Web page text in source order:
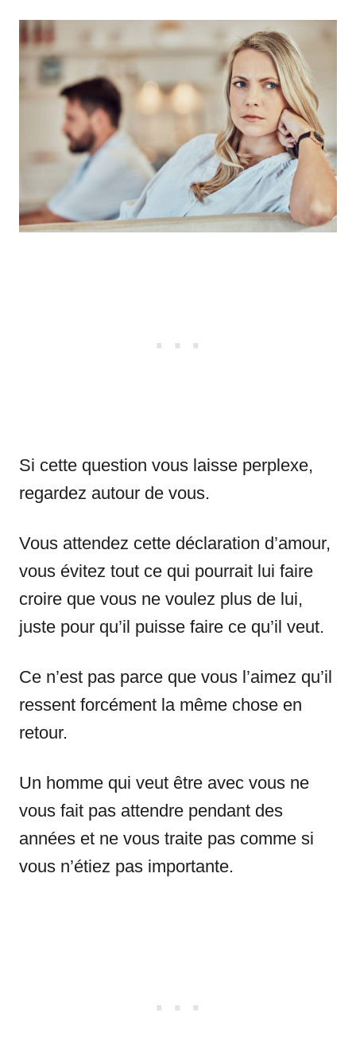
Si cette question vous laisse perplexe,
regardez autour de vous.
Vous attendez cette déclaration d’amour,
vous évitez tout ce qui pourrait lui faire
croire que vous ne voulez plus de lui,
juste pour qu’il puisse faire ce qu’il veut.
Ce n’est pas parce que vous l’aimez qu’il
ressent forcément la même chose en
retour.
Un homme qui veut être avec vous ne
vous fait pas attendre pendant des
années et ne vous traite pas comme si
vous n’étiez pas importante.